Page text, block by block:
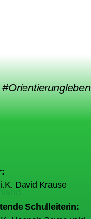
#Orientierungleben
David Krause
Schulleiterin: